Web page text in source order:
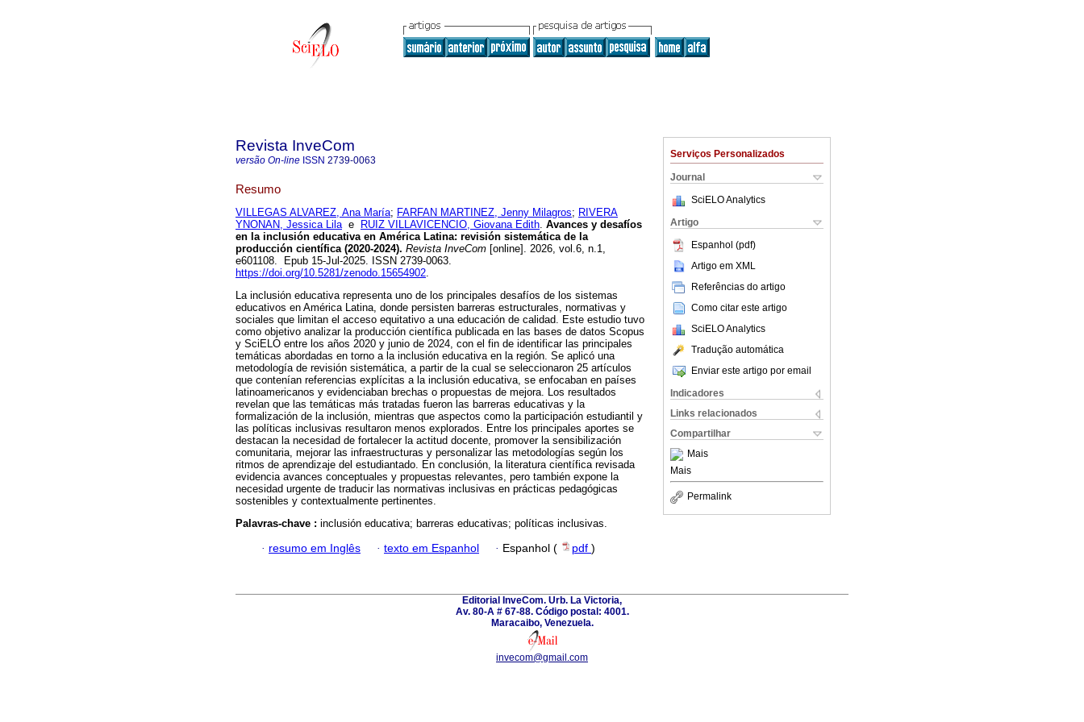
Serviços Personalizados
Journal
SciELO Analytics
Artigo
Espanhol (pdf)
Artigo em XML
Referências do artigo
Como citar este artigo
SciELO Analytics
Tradução automática
Enviar este artigo por email
Indicadores
Links relacionados
Compartilhar
Mais
Mais
Permalink
Revista InveCom
versão On-line ISSN 2739-0063
Resumo
VILLEGAS ALVAREZ, Ana María; FARFAN MARTINEZ, Jenny Milagros; RIVERA
YNONAN, Jessica Lilae RUIZ VILLAVICENCIO, Giovana Edith. Avances y desafíos
en la inclusión educativa en América Latina: revisión sistemática de la
producción científica (2020-2024). Revista InveCom [online]. 2026, vol.6, n.1,
e601108. Epub 15-Jul-2025. ISSN 2739-0063.
https://doi.org/10.5281/zenodo.15654902.
La inclusión educativa representa uno de los principales desafíos de los sistemas
educativos en América Latina, donde persisten barreras estructurales, normativas y
sociales que limitan el acceso equitativo a una educación de calidad. Este estudio tuvo
como objetivo analizar la producción científica publicada en las bases de datos Scopus
y SciELO entre los años 2020 y junio de 2024, con el fin de identificar las principales
temáticas abordadas en torno a la inclusión educativa en la región. Se aplicó una
metodología de revisión sistemática, a partir de la cual se seleccionaron 25 artículos
que contenían referencias explícitas a la inclusión educativa, se enfocaban en países
latinoamericanos y evidenciaban brechas o propuestas de mejora. Los resultados
revelan que las temáticas más tratadas fueron las barreras educativas y la
formalización de la inclusión, mientras que aspectos como la participación estudiantil y
las políticas inclusivas resultaron menos explorados. Entre los principales aportes se
destacan la necesidad de fortalecer la actitud docente, promover la sensibilización
comunitaria, mejorar las infraestructuras y personalizar las metodologías según los
ritmos de aprendizaje del estudiantado. En conclusión, la literatura científica revisada
evidencia avances conceptuales y propuestas relevantes, pero también expone la
necesidad urgente de traducir las normativas inclusivas en prácticas pedagógicas
sostenibles y contextualmente pertinentes.
Palavras-chave : inclusión educativa; barreras educativas; políticas inclusivas.
· resumo em Inglês · texto em Espanhol · Espanhol ( pdf )
Editorial InveCom. Urb. La Victoria,
Av. 80-A # 67-88. Código postal: 4001.
Maracaibo, Venezuela.
invecom@gmail.com